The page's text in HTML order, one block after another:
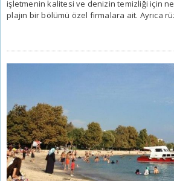
işletmenin kalitesi ve denizin temizliği için
plajın bir bölümü özel firmalara ait. Ayrıca